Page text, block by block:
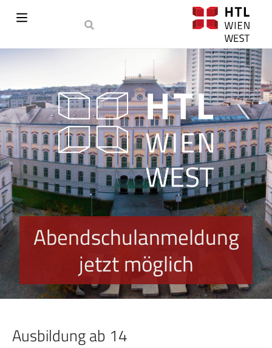
Abendschulanmeldung
jetzt möglich
Ausbildung ab 14